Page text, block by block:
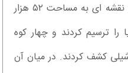
در طول این اکتشاف، کارشناسان نقشه ای به مساحت ۵۲ هزار
را ترسیم کردند و چهار کوه
کشف کردند. در میان آن